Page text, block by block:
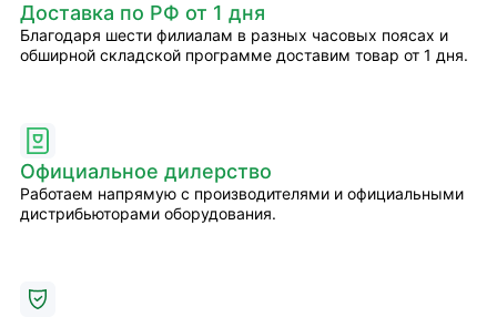
Доставка по РФ от 1 дня
Благодаря шести филиалам в разных часовых поясах и
обширной складской программе доставим товар от 1 дня.
Официальное дилерство
Работаем напрямую с производителями и официальными
дистрибьюторами оборудования.